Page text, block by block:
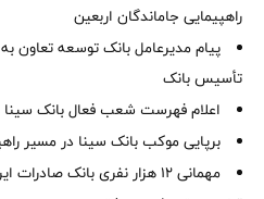
راهپیمایی جاماندگان اربعین
تأسیس بانک
اعلام فهرست شعب فعال بانک سینا در روز
برپایی موکب بانک سینا در مسیر
مهمانی ۱۲ هزار نفری بانک